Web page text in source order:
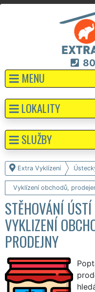
MENU
Extra Vyklízení
Vyklízení obchodů,
STĚHOVÁNÍ
VYKLIZENÍ
PRODEJNY
LOKALITY
SLUŽBY